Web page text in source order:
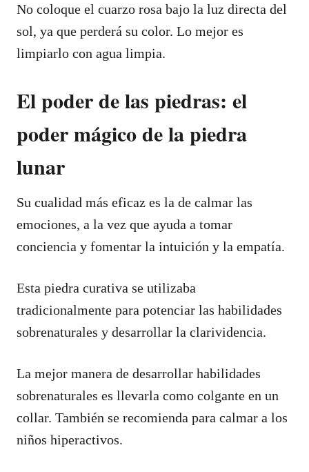
No coloque el cuarzo rosa bajo la luz directa del
sol, ya que perderá su color. Lo mejor es
limpiarlo con agua limpia.
El poder de las piedras: el
poder mágico de la piedra
lunar
Su cualidad más eficaz es la de calmar las
emociones, a la vez que ayuda a tomar
conciencia y fomentar la intuición y la empatía.
Esta piedra curativa se utilizaba
tradicionalmente para potenciar las habilidades
sobrenaturales y desarrollar la clarividencia.
La mejor manera de desarrollar habilidades
sobrenaturales es llevarla como colgante en un
collar. También se recomienda para calmar a los
niños hiperactivos.